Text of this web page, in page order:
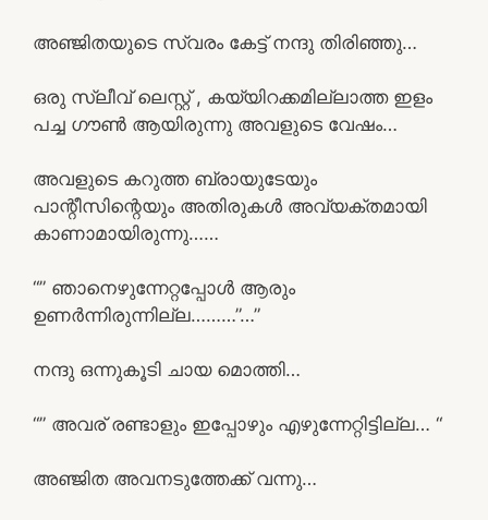
അഞ്ജിതയുടെ സ്വരം കേട്ട് നന്ദു തിരിഞ്ഞു…
ഒരു സ്ലീവ് ലെസ്റ്റ് , കയ്യിറക്കമില്ലാത്ത ഇളം
പച്ച ഗൗൺ ആയിരുന്നു അവളുടെ വേഷം…
അവളുടെ കറുത്ത ബ്രായുടേയും
പാന്റീസിന്റെയും അതിരുകൾ അവ്യക്തമായി
കാണാമായിരുന്നു……
“” ഞാനെഴുന്നേറ്റപ്പോൾ ആരും
ഉണർന്നിരുന്നില്ല………”…”
നന്ദു ഒന്നുകൂടി ചായ മൊത്തി…
“” അവര് രണ്ടാളും ഇപ്പോഴും എഴുന്നേറ്റിട്ടില്ല… “
അഞ്ജിത അവനടുത്തേക്ക് വന്നു…